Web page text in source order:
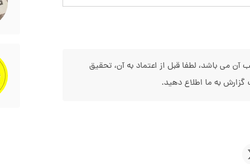
می باشد، لطفا قبل از اعتماد به آن، تحقیق
به ما اطلاع دهید.